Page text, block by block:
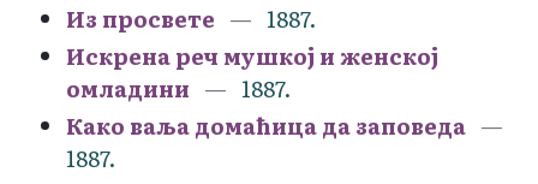
Из просвете
1887.
Искрена реч мушкој и женској
омладини
1887.
Како ваља домаћица да заповеда
1887.